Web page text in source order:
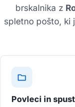
brskalnika z
spletno pošto, ki
Povleci in